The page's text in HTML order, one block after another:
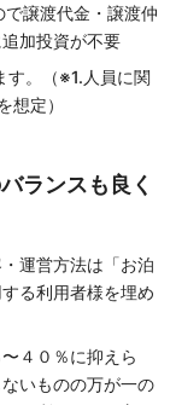
譲渡代金・譲渡仲
加投資が不要
す。（※1.人員に関
想定）
ランスも良く
運営方法は「お泊
る利用者様を埋め
４０％に抑えら
いものの万が一の